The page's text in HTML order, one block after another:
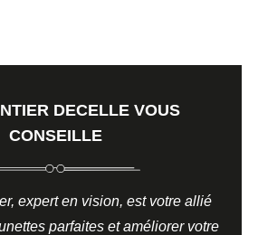
DECELLE VOUS
CONSEILLE
expert en vision, est votre allié
parfaites et améliorer votre